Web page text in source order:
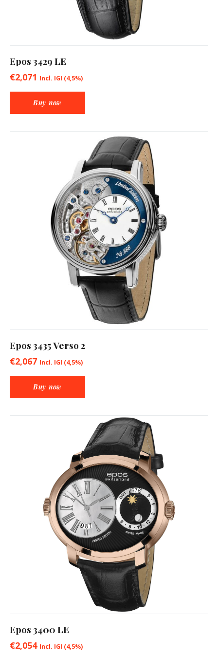
Epos 3429 LE
€2,071 Incl. IGI (4,5%)
Buy now
Epos 3435 Verso 2
€2,067 Incl. IGI (4,5%)
Buy now
Epos 3400 LE
€2,054 Incl. IGI (4,5%)